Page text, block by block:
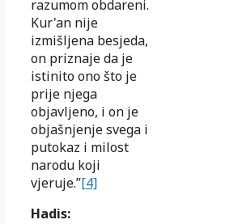
razumom obdareni.
Kur'an nije
izmišljena besjeda,
on priznaje da je
istinito ono što je
prije njega
objavljeno, i on je
objašnjenje svega i
putokaz i milost
narodu koji
vjeruje.”[4]
Hadis: